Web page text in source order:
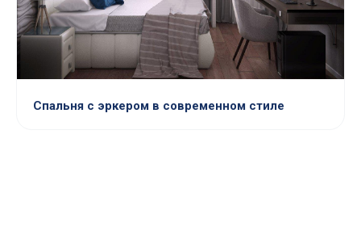
Спальня с эркером в современном стиле